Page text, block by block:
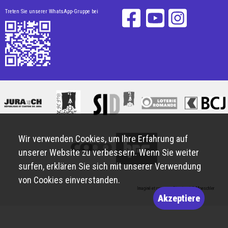
Treten Sie unserer WhatsApp-Gruppe bei
Imaginé et conçu parGiorgianni & Moeschler
Wir verwenden Cookies, um Ihre Erfahrung auf
unserer Website zu verbessern. Wenn Sie weiter
surfen, erklären Sie sich mit unserer Verwendung
von Cookies einverstanden.
Akzeptiere